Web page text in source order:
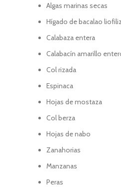
Algas marinas secas
Hígado de bacalao
Calabaza entera
Calabacín amarillo
Col rizada
Espinaca
Hojas de mostaza
Col berza
Hojas de nabo
Zanahorias
Manzanas
Peras